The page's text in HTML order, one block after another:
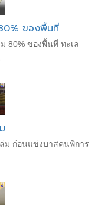
ของพื้นที่
80% ของพื้นที่ ทะเล
ม ก่อนแข่งบาสคนพิการ